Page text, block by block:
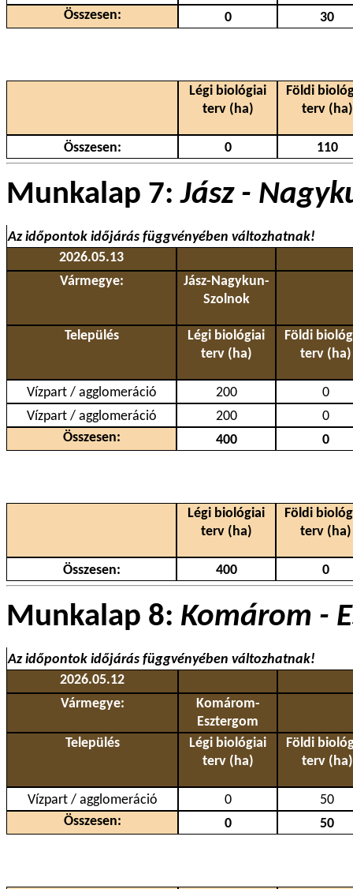
Összesen:
0 30
Légi biológiai
terv (ha)
Földi
terv (ha)
Összesen: 0 110
Munkalap 7:Jász -
Az időpontok időjárás függvényében változhatnak!
2026.05.13
Vármegye:
Jász-Nagykun-
Szolnok
Település
Légi biológiai
terv (ha)
Földi
terv (ha)
Vízpart / agglomeráció 200
0
Vízpart / agglomeráció
200
0
Összesen:
400 0
Légi biológiai
terv (ha)
Földi
terv (ha)
Összesen: 400 0
Munkalap 8: Komárom -
Az időpontok időjárás függvényében változhatnak!
2026.05.12
Vármegye:
Komárom-
Esztergom
Település
Légi biológiai
terv (ha)
Földi
terv (ha)
Vízpart / agglomeráció 0
50
Összesen:
0 50